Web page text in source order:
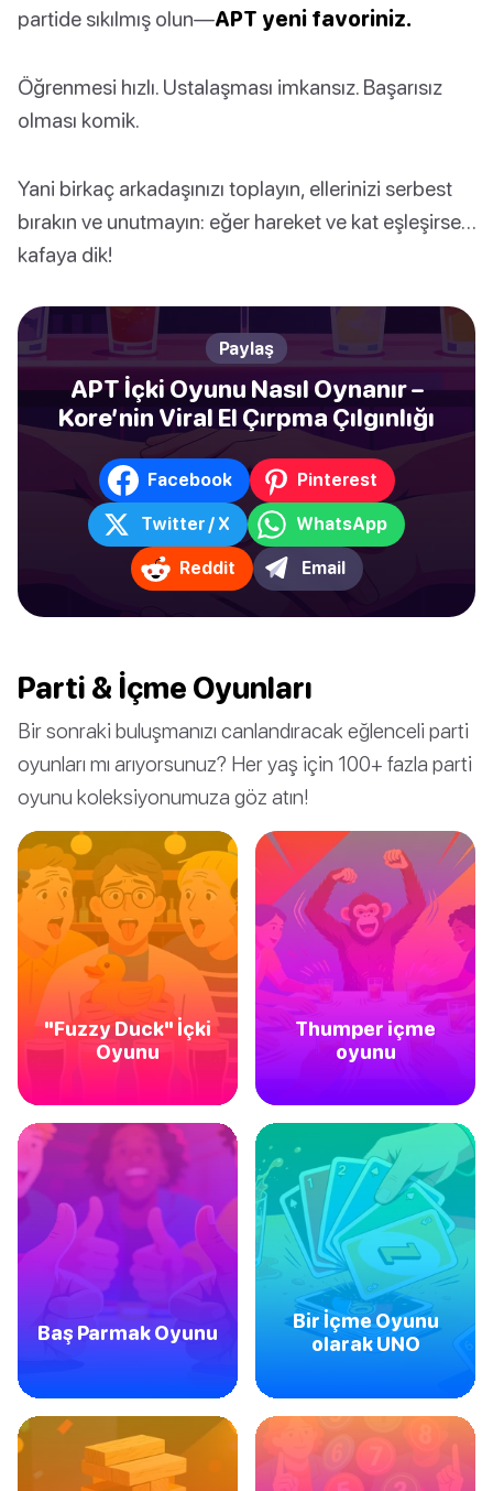
partide sıkılmış olun—APT yeni favoriniz.
Öğrenmesi hızlı. Ustalaşması imkansız. Başarısız
olması komik.
Yani birkaç arkadaşınızı toplayın, ellerinizi serbest
bırakın ve unutmayın: eğer hareket ve kat eşleşirse…
kafaya dik!
Paylaş
APT İçki Oyunu Nasıl Oynanır –
Kore’nin Viral El Çırpma Çılgınlığı
Facebook Pinterest
Twitter / X WhatsApp
Reddit Email
Parti & İçme Oyunları
Bir sonraki buluşmanızı canlandıracak eğlenceli parti
oyunları mı arıyorsunuz? Her yaş için 100+ fazla parti
oyunu koleksiyonumuza göz atın!
"Fuzzy Duck" İçki
Oyunu
Thumper içme
oyunu
Baş Parmak Oyunu
Bir İçme Oyunu
olarak UNO